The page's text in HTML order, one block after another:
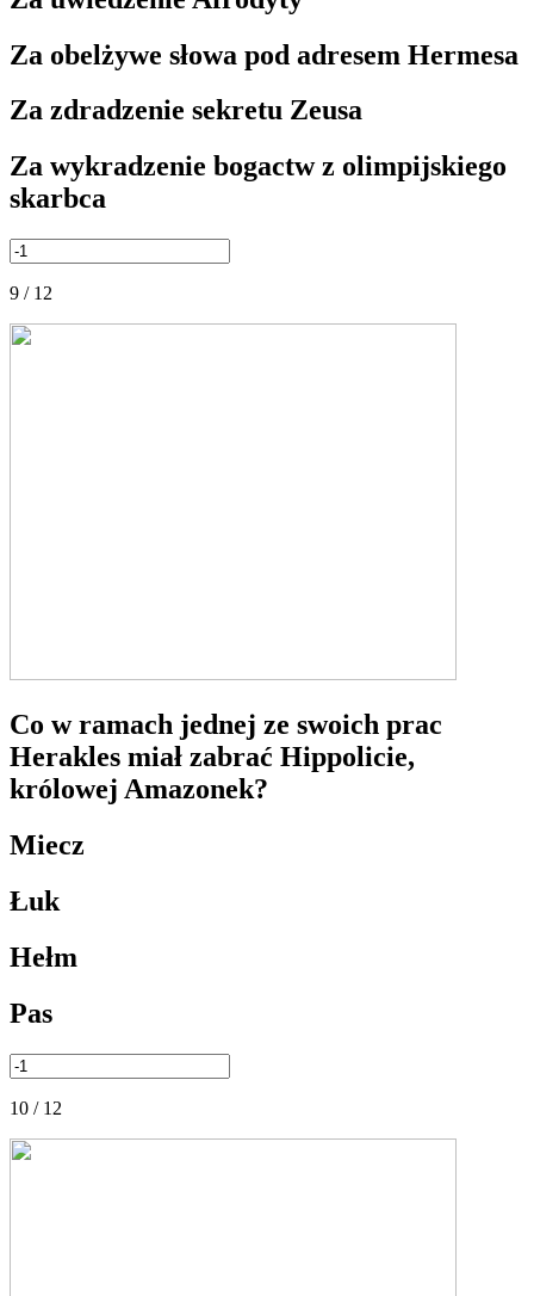
Za obelżywe słowa pod adresem Hermesa
Za zdradzenie sekretu Zeusa
Za wykradzenie bogactw z olimpijskiego
skarbca
9 / 12
Co w ramach jednej ze swoich prac
Herakles miał zabrać Hippolicie,
królowej Amazonek?
Miecz
Łuk
Hełm
Pas
10 / 12